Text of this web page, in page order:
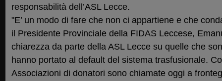
responsabilità dell’ASL Lecce.
"E’ un modo di fare che non ci appartiene e che
il Presidente Provinciale della FIDAS Leccese,
chiarezza da parte della ASL Lecce su quelle che
hanno portato al default del sistema trasfusionale.
Associazioni di donatori sono chiamate oggi a